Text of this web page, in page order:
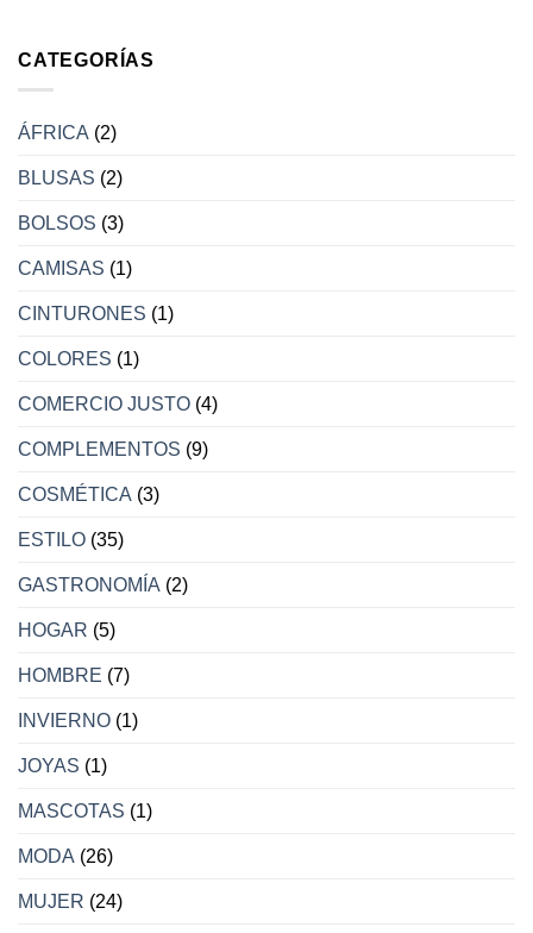
CATEGORÍAS
ÁFRICA (2)
BLUSAS (2)
BOLSOS (3)
CAMISAS (1)
CINTURONES (1)
COLORES (1)
COMERCIO JUSTO (4)
COMPLEMENTOS (9)
COSMÉTICA (3)
ESTILO (35)
GASTRONOMÍA (2)
HOGAR (5)
HOMBRE (7)
INVIERNO (1)
JOYAS (1)
MASCOTAS (1)
MODA (26)
MUJER (24)